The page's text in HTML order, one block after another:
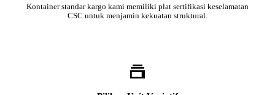
Kontainer standar kargo kami memiliki plat sertifikasi keselamatan
CSC untuk menjamin kekuatan struktural.